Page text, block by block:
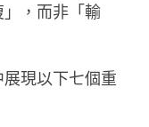
，而非「輸
現以下七個重